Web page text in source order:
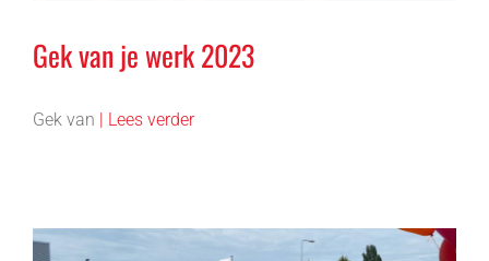
Gek van je werk 2023
Gek van | Lees verder